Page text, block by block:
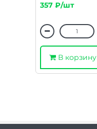
357 ₽/шт
В корзину